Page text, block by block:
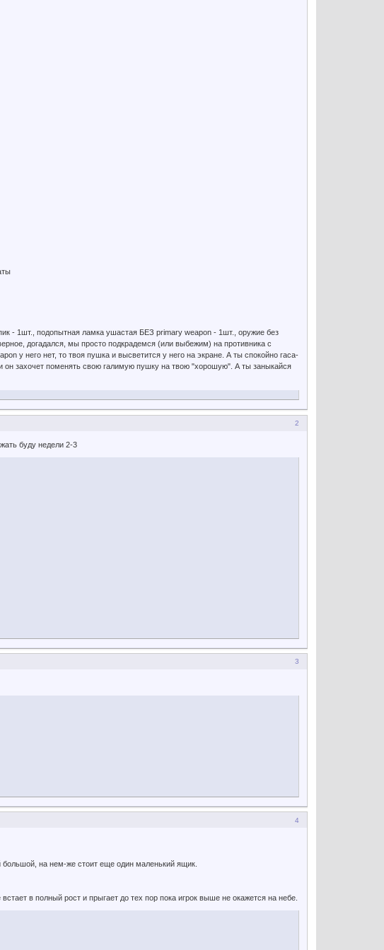
- 1шт., подопытная ламка ушастая БЕЗ primary weapon - 1шт., оружие без
догадался, мы просто подкрадемся (или выбежим) на противника с
у него нет, то твоя пушка и высветится у него на экране. А ты спокойно гаса-
он захочет поменять свою галимую пушку на твою "хорошую". А ты заныкайся
2
буду недели 2-3
3
4
большой, на нем-же стоит еще один маленький ящик.
в полный рост и прыгает до тех пор пока игрок выше не окажется на небе.